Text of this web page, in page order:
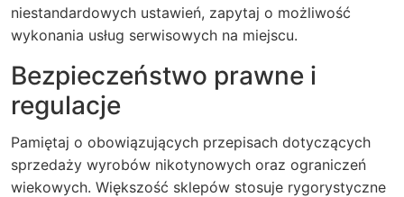
niestandardowych ustawień, zapytaj o możliwość
wykonania usług serwisowych na miejscu.
Bezpieczeństwo prawne i
regulacje
Pamiętaj o obowiązujących przepisach dotyczących
sprzedaży wyrobów nikotynowych oraz ograniczeń
wiekowych. Większość sklepów stosuje rygorystyczne